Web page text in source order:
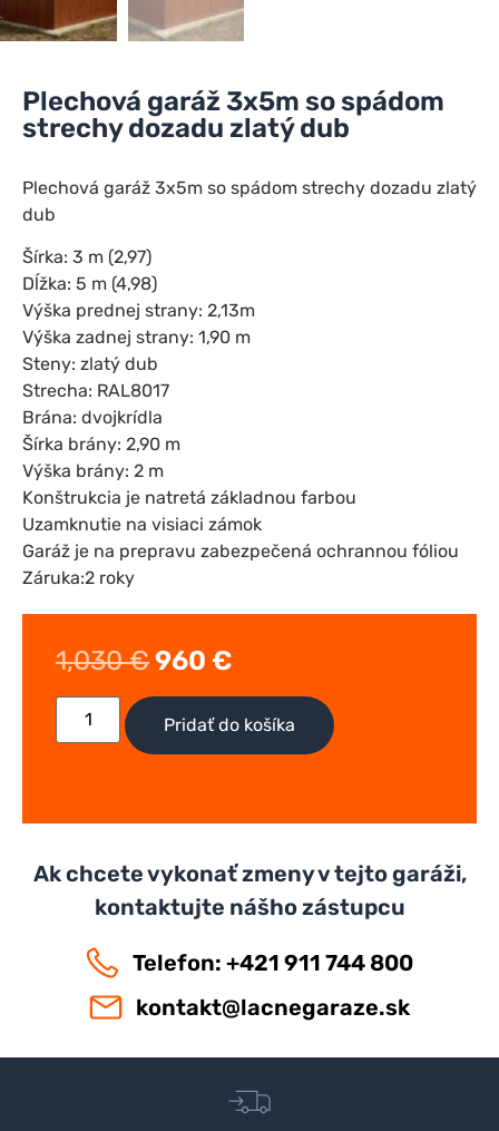
Plechová garáž 3x5m so spádom
strechy dozadu zlatý dub
Plechová garáž 3x5m so spádom strechy dozadu zlatý
dub
Šírka: 3 m (2,97)
Dĺžka: 5 m (4,98)
Výška prednej strany: 2,13m
Výška zadnej strany: 1,90 m
Steny: zlatý dub
Strecha: RAL8017
Brána: dvojkrídla
Šírka brány: 2,90 m
Výška brány: 2 m
Konštrukcia je natretá základnou farbou
Uzamknutie na visiaci zámok
Garáž je na prepravu zabezpečená ochrannou fóliou
Záruka:2 roky
1,030€960 €
Pridať do košíka
Ak chcete vykonať zmeny v tejto garáži,
kontaktujte nášho zástupcu
Telefon: +421 911 744 800
kontakt@lacnegaraze.sk